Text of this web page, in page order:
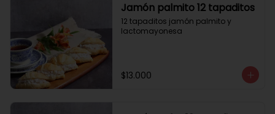
Jamón palmito 12 tapaditos
12 tapaditos jamón palmito y
lactomayonesa
$13.000